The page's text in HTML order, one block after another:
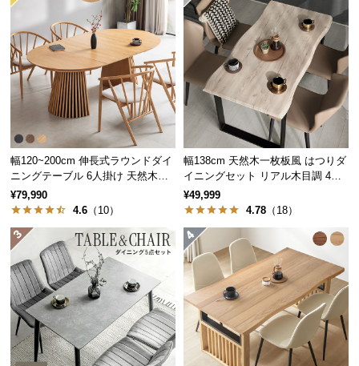
い
て
開
置
サ
ー
ビ
つ
い
て
搬
入
耐荷重 約120㎏
スムーズに運べる軽量設計
チェア1脚の重量は約4.35㎏。女性一人でも簡単に動
かすことができます。
幅120~200cm 伸長式ラウンドダイ
ニングテーブル 6人掛け 天然木突
板 美しい格子デザイン
¥79,990
4.6 （10）
幅138cm 天然木一枚板風 はつりダ
イニングセット リアル木目調 4人
掛け チェア4脚セット
¥49,999
4.78 （18）